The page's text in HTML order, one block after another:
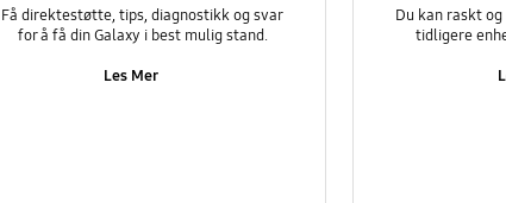
Få direktestøtte, tips, diagnostikk og svar
for å få din Galaxy i best mulig stand.
Les Mer
Du kan raskt
tidligere